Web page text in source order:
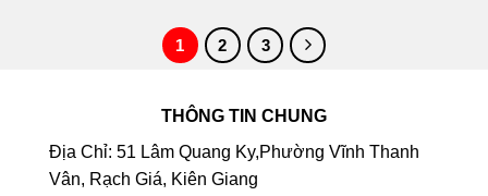
1 2 3
THÔNG TIN CHUNG
Địa Chỉ: 51 Lâm Quang Ky,Phường Vĩnh Thanh
Vân, Rạch Giá, Kiên Giang